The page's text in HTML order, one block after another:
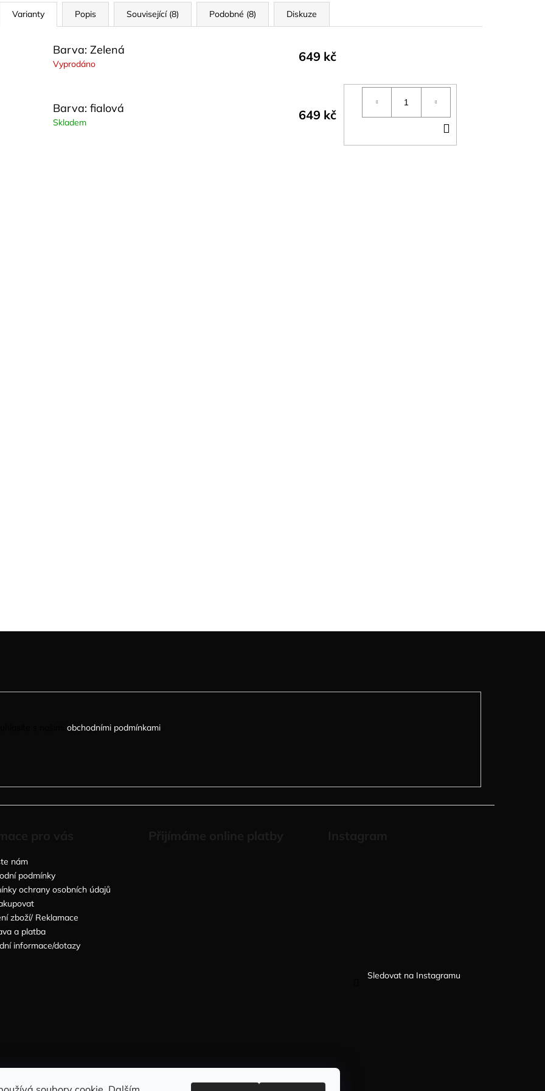
Varianty Popis Související (8) Podobné (8) Diskuze
Barva: Zelená
Vyprodáno 649 kč
Barva: fialová
Skladem 649 kč
KOŠÍKU
obchodními podmínkami.
nám
podmínky
ochrany osobních údajů
zboží/ Reklamace
a platba
informace/dotazy
Sledovat na Instagramu
Sleduj nás na FACEBOOKU